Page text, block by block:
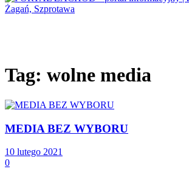
Tag: wolne media
MEDIA BEZ WYBORU
10 lutego 2021
0